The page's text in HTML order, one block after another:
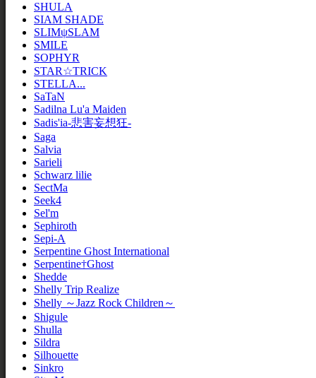
SHULA
SIAM SHADE
SLIMψSLAM
SMILE
SOPHYR
STAR☆TRICK
STELLA...
SaTaN
Sadilna Lu'a Maiden
Sadis'ia-悲害妄想狂-
Saga
Salvia
Sarieli
Schwarz lilie
SectMa
Seek4
Sel'm
Sephiroth
Sepi-A
Serpentine Ghost International
Serpentine†Ghost
Shedde
Shelly Trip Realize
Shelly ～Jazz Rock Children～
Shigule
Shulla
Sildra
Silhouette
Sinkro